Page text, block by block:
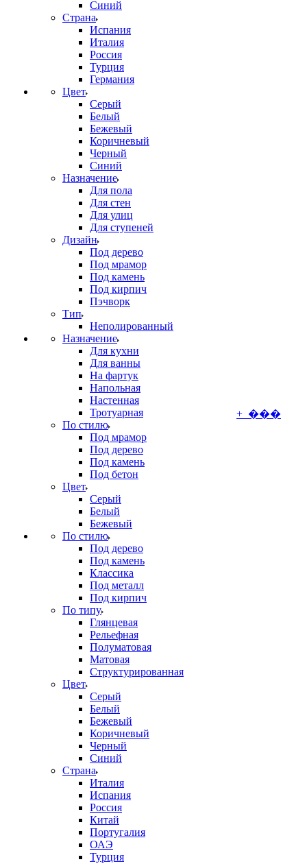
Синий
Страна
Испания
Италия
Россия
Турция
Германия
Цвет
Серый
Белый
Бежевый
Коричневый
Черный
Синий
Назначение
Для пола
Для стен
Для улиц
Для ступеней
Дизайн
Под дерево
Под мрамор
Под камень
Под кирпич
Пэчворк
Тип
Неполированный
Назначение
Для кухни
Для ванны
На фартук
Напольная
Настенная
Тротуарная
По стилю
Под мрамор
Под дерево
Под камень
Под бетон
Цвет
Серый
Белый
Бежевый
По стилю
Под дерево
Под камень
Классика
Под металл
Под кирпич
По типу
Глянцевая
Рельефная
Полуматовая
Матовая
Структурированная
Цвет
Серый
Белый
Бежевый
Коричневый
Черный
Синий
Страна
Италия
Испания
Россия
Китай
Португалия
ОАЭ
Турция
+ ���